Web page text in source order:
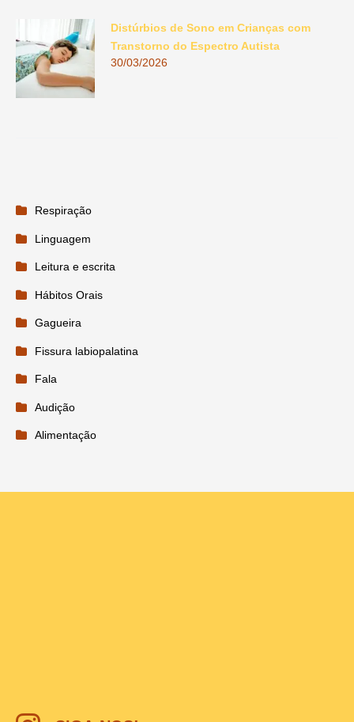
Distúrbios de Sono em Crianças com
Transtorno do Espectro Autista
30/03/2026
Respiração
Linguagem
Leitura e escrita
Hábitos Orais
Gagueira
Fissura labiopalatina
Fala
Audição
Alimentação